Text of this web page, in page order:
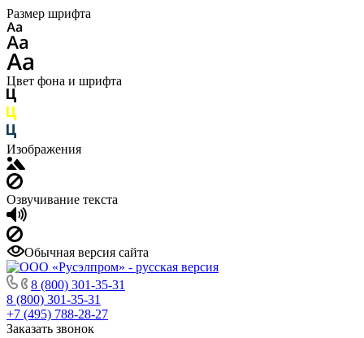
Размер шрифта
Цвет фона и шрифта
Изображения
Озвучивание текста
Обычная версия сайта
8 (800) 301-35-31
8 (800) 301-35-31
+7 (495) 788-28-27
Заказать звонок